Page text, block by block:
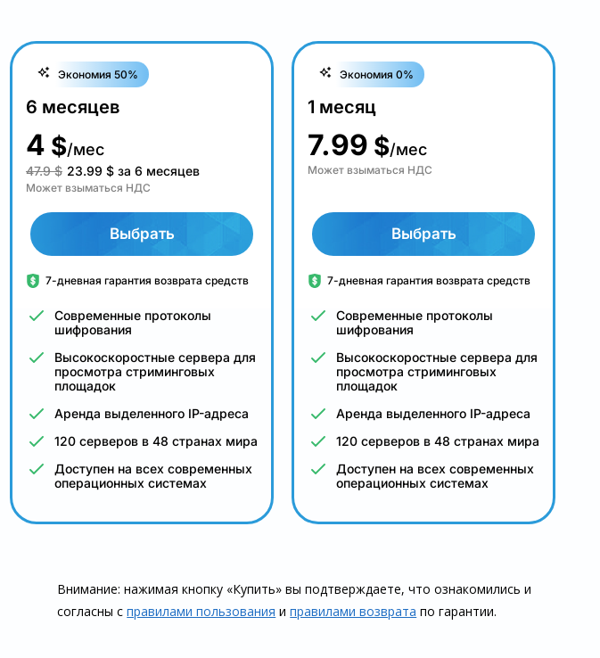
Экономия 50%
6 месяцев
4 $/мес
47.9 $ 23.99 $ за 6 месяцев
Может взыматься НДС
Выбрать
7-дневная гарантия возврата средств
Современные протоколы
шифрования
Высокоскоростные сервера для
просмотра стриминговых
площадок
Аренда выделенного IP-адреса
120 серверов в 48 странах мира
Доступен на всех современных
операционных системах
Экономия 0%
1 месяц
7.99 $/мес
Может взыматься НДС
Выбрать
7-дневная гарантия возврата средств
Современные протоколы
шифрования
Высокоскоростные сервера для
просмотра стриминговых
площадок
Аренда выделенного IP-адреса
120 серверов в 48 странах мира
Доступен на всех современных
операционных системах
Внимание: нажимая кнопку «Купить» вы подтверждаете, что озна­комились и
согласны справилами пользования иправилами воз­врата по гарантии.